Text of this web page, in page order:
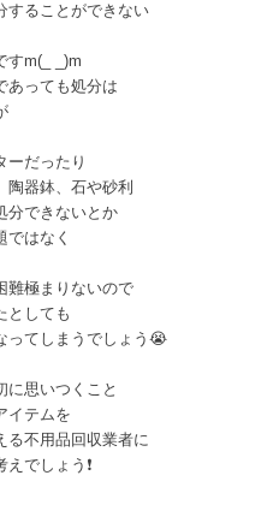
することができない
すm(_ _)m
あっても処分は
ーだったり
陶器鉢、石や砂利
分できないとか
はなく
難極まりないので
としても
ってしまうでしょう😭
に思いつくこと
イテムを
る不用品回収業者に
でしょう❗